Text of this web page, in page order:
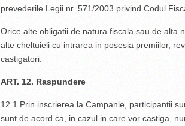
prevederile Legii nr. 571/2003 privind Codul
Orice alte obligatii de natura fiscala sau de alta
alte cheltuieli cu intrarea in posesia premiilor,
castigatori.
ART. 12. Raspundere
12.1 Prin inscrierea la Campanie, participantii
sunt de acord ca, in cazul in care vor castiga,